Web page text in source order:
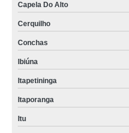
Capela Do Alto
Cerquilho
Conchas
Ibiúna
Itapetininga
Itaporanga
Itu